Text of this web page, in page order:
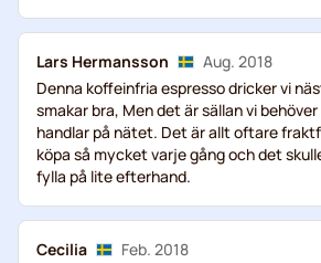
Lars Hermansson
Aug. 2018
Denna koffeinfria espresso dricker vi
smakar bra, Men det är sällan vi
handlar på nätet. Det är allt oftare
köpa så mycket varje gång och det
fylla på lite efterhand.
Cecilia
Feb. 2018